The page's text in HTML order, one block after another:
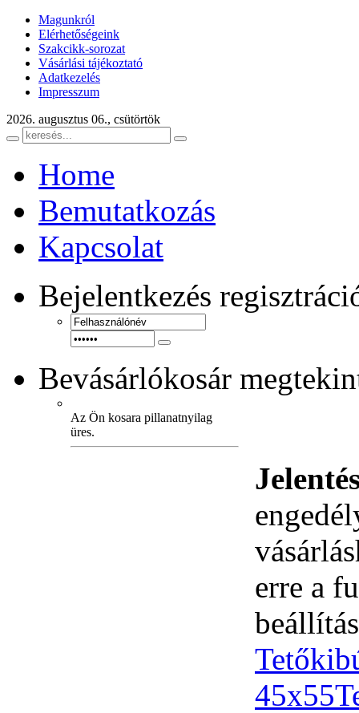
Magunkról
Elérhetőségeink
Szakcikk-sorozat
Vásárlási tájékoztató
Adatkezelés
Impresszum
2026. augusztus 06., csütörtök
Home
Bemutatkozás
Kapcsolat
Bejelentkezés
Bevásárlókosár
Az Ön kosara pillanatnyilag
üres.
erre a
45x55